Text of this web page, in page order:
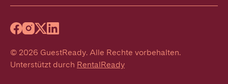
© 2026 GuestReady. Alle Rechte vorbehalten.
Unterstützt durch RentalReady